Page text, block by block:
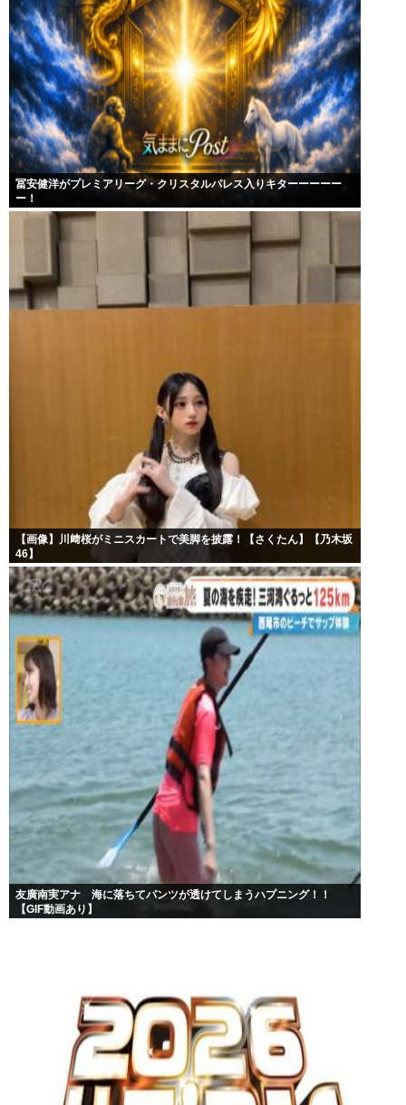
冨安健洋がプレミアリーグ・クリスタルパレス入りキターーーーー
ー！
【画像】川﨑桜がミニスカートで美脚を披露！【さくたん】【乃木坂
46】
友廣南実アナ 海に落ちてパンツが透けてしまうハプニング！！
【GIF動画あり】